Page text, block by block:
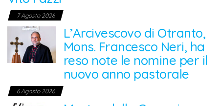
7 Agosto 2026
L’Arcivescovo di Otranto,
Mons. Francesco Neri, ha
reso note le nomine per il
nuovo anno pastorale
6 Agosto 2026